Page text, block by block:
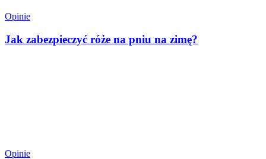
Opinie
Jak zabezpieczyć róże na pniu na zimę?
Opinie